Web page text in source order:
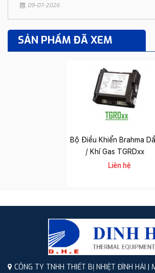
09-07-2026
SẢN PHẨM ĐÃ XEM
Bộ Điều Khiển Brahma
/ Khí Gas TGRDxx
Liên hệ
CÔNG TY TNHH THIẾT BỊ NHIỆT ĐÌNH HẢI